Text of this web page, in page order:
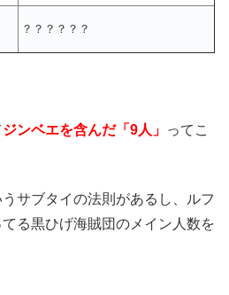
？？？？？？
ジンベエを含んだ「9人」 ってこ
サブタイの法則があるし、ルフ
る黒ひげ海賊団のメイン人数を